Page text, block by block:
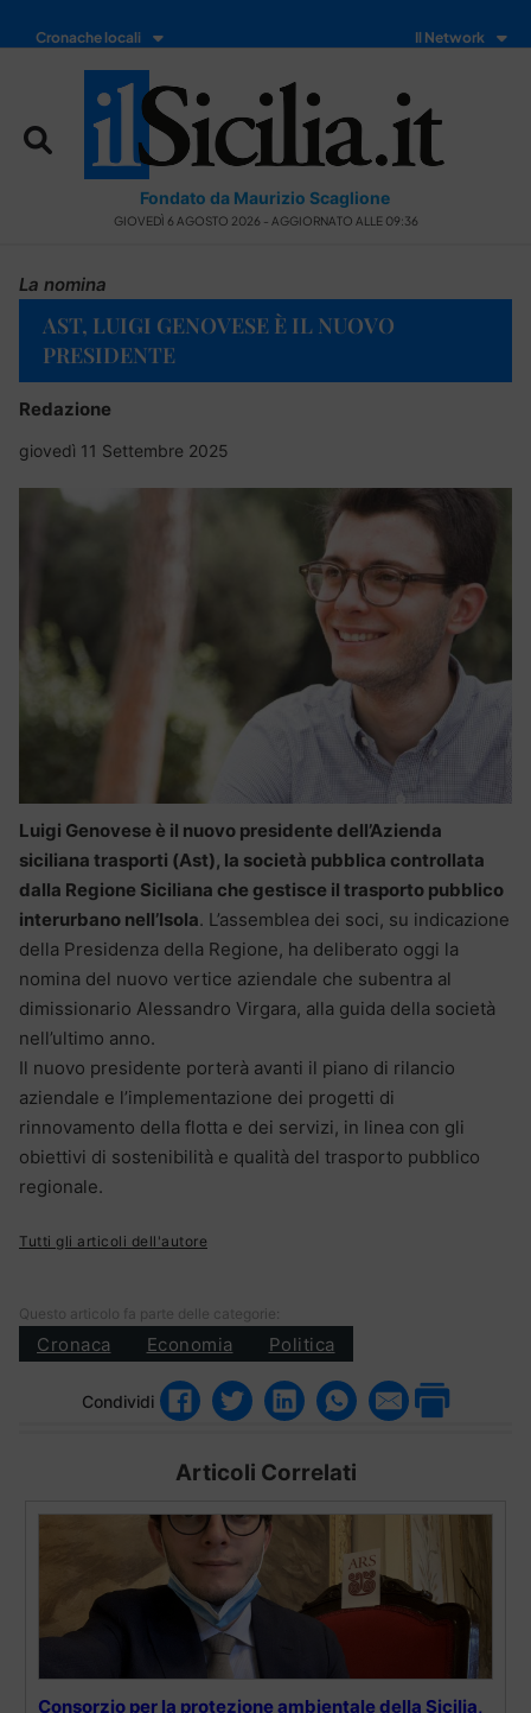
Cronache locali Il Network
Fondato da Maurizio Scaglione
GIOVEDÌ 6 AGOSTO 2026 - AGGIORNATO ALLE 09:36
La nomina
AST, LUIGI GENOVESE È IL NUOVO
PRESIDENTE
Redazione
giovedì 11 Settembre 2025
Luigi Genovese è il nuovo presidente dell’Azienda
siciliana trasporti (Ast), la società pubblica controllata
dalla Regione Siciliana che gestisce il trasporto pubblico
interurbano nell’Isola. L’assemblea dei soci, su indicazione
della Presidenza della Regione, ha deliberato oggi la
nomina del nuovo vertice aziendale che subentra al
dimissionario Alessandro Virgara, alla guida della società
nell’ultimo anno.
Il nuovo presidente porterà avanti il piano di rilancio
aziendale e l’implementazione dei progetti di
rinnovamento della flotta e dei servizi, in linea con gli
obiettivi di sostenibilità e qualità del trasporto pubblico
regionale.
Tutti gli articoli dell'autore
Questo articolo fa parte delle categorie:
Cronaca Economia Politica
Condividi
Articoli Correlati
Consorzio per la protezione ambientale della Sicilia,